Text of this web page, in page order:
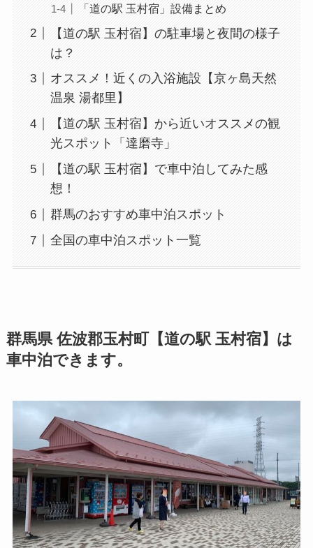
「道の駅 玉村宿」設備まとめ
【道の駅 玉村宿】の駐車場と夜間の様子
は？
オススメ！近くの入浴施設【京ヶ島天然
温泉 湯都里】
【道の駅 玉村宿】から近いオススメの観
光スポット「達磨寺」
【道の駅 玉村宿】で車中泊してみた感
想！
群馬のおすすめ車中泊スポット
全国の車中泊スポット一覧
群馬県 佐波郡玉村町【道の駅 玉村宿】は
車中泊できます。